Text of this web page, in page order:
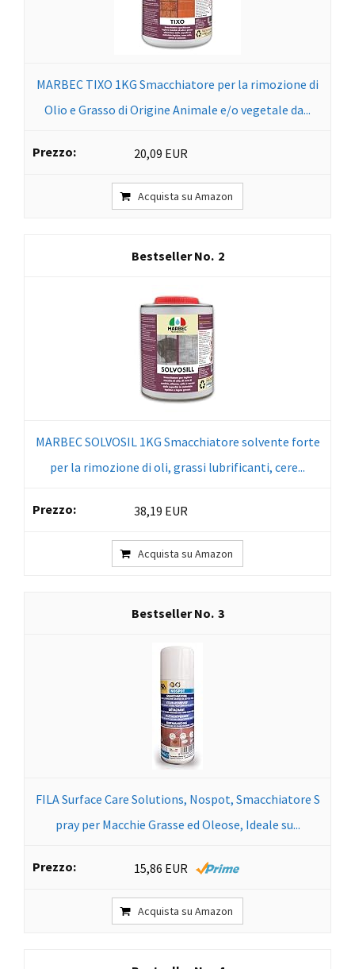
MARBEC TIXO 1KG Smacchiatore per la rimozione di
Olio e Grasso di Origine Animale e/o vegetale da...
20,09 EUR
Acquista su Amazon
2
MARBEC SOLVOSIL 1KG Smacchiatore solvente forte
per la rimozione di oli, grassi lubrificanti, cere...
38,19 EUR
Acquista su Amazon
3
FILA Surface Care Solutions, Nospot, Smacchiatore S
pray per Macchie Grasse ed Oleose, Ideale su...
15,86 EUR
Acquista su Amazon